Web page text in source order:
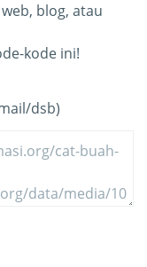
blog, atau
kode ini!
dsb)